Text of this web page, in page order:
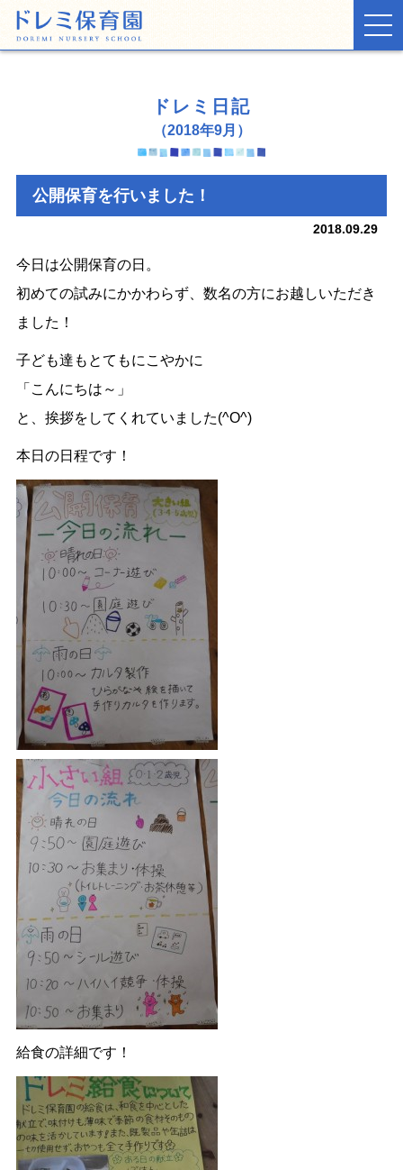
お知らせ
保育園の生活
入園案内
ドレミ日記
（2018年9月）
公開保育を行いました！
2018.09.29
今日は公開保育の日。
初めての試みにかかわらず、数名の方にお越しいただき
ました！
子ども達もとてもにこやかに
「こんにちは～」
と、挨拶をしてくれていました(^O^)
本日の日程です！
給食の詳細です！